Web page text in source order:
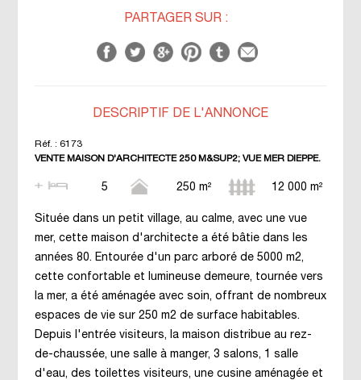
PARTAGER SUR :
DESCRIPTIF DE L'ANNONCE
Réf. : 6173
VENTE MAISON D'ARCHITECTE 250 M&SUP2; VUE MER DIEPPE.
5 250 m² 12 000 m²
Située dans un petit village, au calme, avec une vue
mer, cette maison d'architecte a été bâtie dans les
années 80. Entourée d'un parc arboré de 5000 m2,
cette confortable et lumineuse demeure, tournée vers
la mer, a été aménagée avec soin, offrant de nombreux
espaces de vie sur 250 m2 de surface habitables.
Depuis l'entrée visiteurs, la maison distribue au rez-
de-chaussée, une salle à manger, 3 salons, 1 salle
d'eau, des toilettes visiteurs, une cusine aménagée et